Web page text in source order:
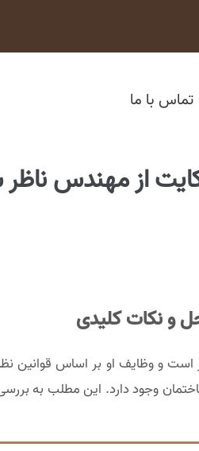
تماس با ما
از مهندس ناظر
و نکات کلیدی
است و وظایف او بر اساس
وجود دارد. این مطلب به